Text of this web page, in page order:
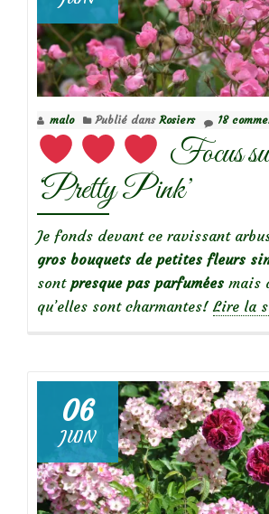
malo Publié dans Rosiers 18
Focus
‘Pretty Pink’
Je fonds devant ce ravissant
gros bouquets de petites fleurs
sont presque pas parfumées mais
qu’elles sont charmantes! Lire la
06
JUIN